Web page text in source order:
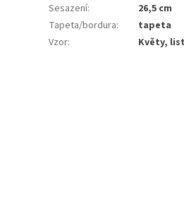
Sesazení:
26,5 cm
Tapeta/bordura:
tapeta
Vzor: Květy,